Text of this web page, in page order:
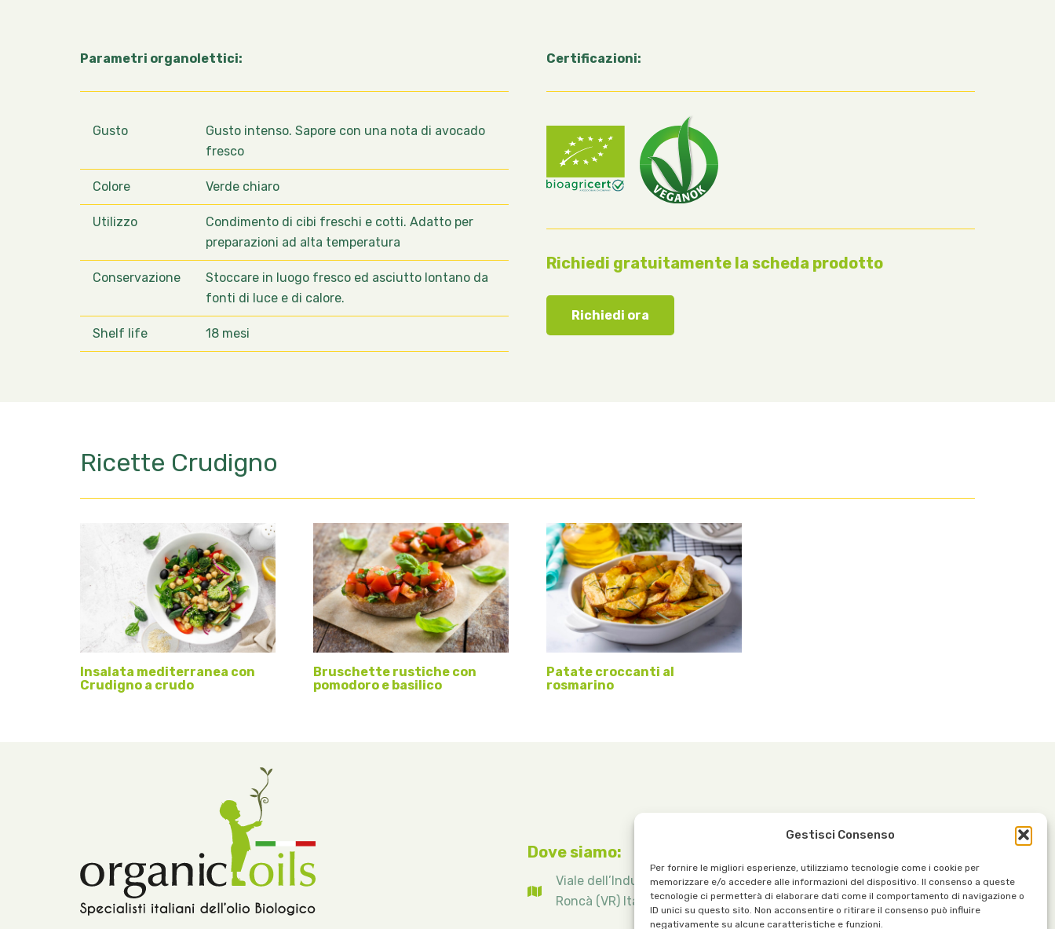
Gestisci Consenso
Per fornire le migliori esperienze, utilizziamo tecnologie come i cookie per
memorizzare e/o accedere alle informazioni del dispositivo. Il consenso a queste
tecnologie ci permetterà di elaborare dati come il comportamento di navigazione o
ID unici su questo sito. Non acconsentire o ritirare il consenso può influire
negativamente su alcune caratteristiche e funzioni.
Parametri organolettici:
Gusto
Gusto intenso. Sapore con una nota di avocado
fresco
Colore Verde chiaro
Utilizzo
Condimento di cibi freschi e cotti. Adatto per
preparazioni ad alta temperatura
Conservazione
Stoccare in luogo fresco ed asciutto lontano da
fonti di luce e di calore.
Shelf life 18 mesi
Certificazioni:
Richiedi gratuitamente la scheda prodotto
Richiedi ora
Ricette Crudigno
Insalata mediterranea con
Crudigno a crudo
Bruschette rustiche con
pomodoro e basilico
Patate croccanti al
rosmarino
Dove siamo:
Viale dell’Industria, 1 – 37030
Roncà (VR) Italy
info@organicoils.it
+39 045 1117 7169